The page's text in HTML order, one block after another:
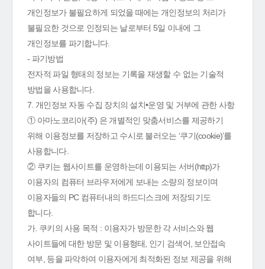
개인정보가 불필요하게 되었을 때에는 개인정보의 처리가
불필요한 것으로 인정되는 날로부터 5일 이내에 그
개인정보를 파기합니다.
- 파기방법
전자적 파일 형태의 정보는 기록을 재생할 수 없는 기술적
방법을 사용합니다.
7. 개인정보 자동 수집 장치의 설치•운영 및 거부에 관한 사항
① 아마노코리아(주) 은 개별적인 맞춤서비스를 제공하기
위해 이용정보를 저장하고 수시로 불러오는 ‘쿠기(cookie)’를
사용합니다.
② 쿠키는 웹사이트를 운영하는데 이용되는 서버(http)가
이용자의 컴퓨터 브라우저에게 보내는 소량의 정보이며
이용자들의 PC 컴퓨터내의 하드디스크에 저장되기도
합니다.
가. 쿠키의 사용 목적 : 이용자가 방문한 각 서비스와 웹
사이트들에 대한 방문 및 이용형태, 인기 검색어, 보안접속
여부, 등을 파악하여 이용자에게 최적화된 정보 제공을 위해